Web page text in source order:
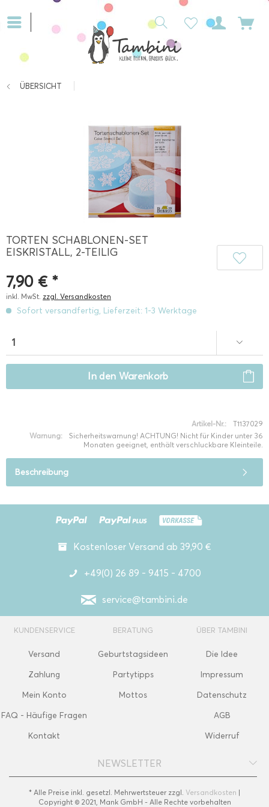
ÜBERSICHT
TORTEN SCHABLONEN-SET
EISKRISTALL, 2-TEILIG
7,90 € *
inkl. MwSt. zzgl. Versandkosten
Sofort versandfertig, Lieferzeit: 1-3 Werktage
In den Warenkorb
Artikel-Nr.:
T1137029
Warnung:
Sicherheitswarnung! ACHTUNG! Nicht für Kinder unter 36
Monaten geeignet, enthält verschluckbare Kleinteile.
Beschreibung
Kostenloser Versand ab 39,90 €
+49(0) 26 89 - 9415 - 4700
service@tambini.de
KUNDENSERVICE
Versand
Zahlung
Mein Konto
FAQ - Häufige Fragen
Kontakt
BERATUNG
Geburtstagsideen
Partytipps
Mottos
ÜBER TAMBINI
Die Idee
Impressum
Datenschutz
AGB
Widerruf
NEWSLETTER
* Alle Preise inkl. gesetzl. Mehrwertsteuer zzgl. Versandkosten |
Copyright © 2021, Mank GmbH - Alle Rechte vorbehalten